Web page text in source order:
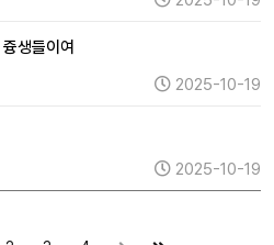
생들이여
2025-10-19
2025-10-19